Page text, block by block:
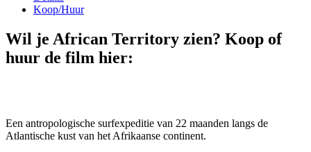
Koop/Huur
Wil je African Territory zien? Koop of
huur de film hier:
Een antropologische surfexpeditie van 22 maanden langs de
Atlantische kust van het Afrikaanse continent.